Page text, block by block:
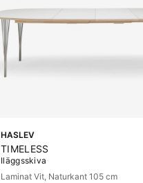
HASLEV
TIMELESS
Iläggsskiva
Laminat Vit, Naturkant 105 cm